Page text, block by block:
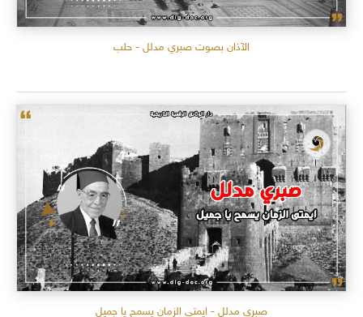
الآذان بصوت صبري مدلل - حلب
صبري مدلل - ايمتى الزمان يسمح يا جميل